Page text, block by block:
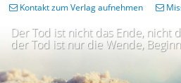
Der Tod ist nicht das Ende, nicht
der Tod ist nur die Wende,
Kontakt zum Verlag aufnehmen